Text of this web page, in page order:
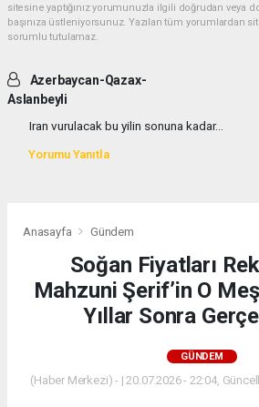
sitesine yaptığınız yorumunuzla ilgili doğrudan veya
başınıza üstleniyorsunuz. Yazılan tüm yorumlardan
sorumlu tutulamaz.
Azerbaycan-Qazax-
Aslanbeyli
Iran vurulacak bu yilin sonuna kadar...
Yorumu Yanıtla
Anasayfa Gündem
Soğan Fiyatları
Mahzuni Şerif’in O
Yıllar Sonra
GÜNDEM
(Haber Merkezi) - | 20.07.2026 - 22:04,